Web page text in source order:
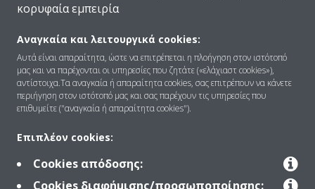
Ποιοι είμαστε
Λύσεις
Επικοινωνία
κορυφαία εμπειρία
Αναγκαία και λειτουργικά cookies:
Αυτά είναι απαραίτητα, ώστε να επιτρέπεται η πλοήγηση στον ιστότοπό
μας και να παρέχονται οι υπηρεσίες που ζητάτε («ελάχιαστ cookies»),
αντίστοιχα.Τα αναγκαία ή απαραίτητα cookies, σας επιτρέπουν να κάνετε
περιήγηση στον ιστότοπό μας και σας παρέχουν τις υπηρεσίες που
επιθυμείτε ("αναγκαία ή απαραίτητα cookies").
Επιπλέον cookies:
Cookies απόδοσης:
Cookies διαφήμισης/προσωποποίησης: